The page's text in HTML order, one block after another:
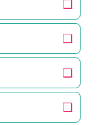
❏
❏
❏
❏